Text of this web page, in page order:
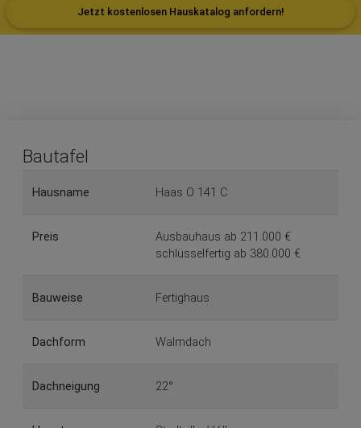
Jetzt kostenlosen Hauskatalog anfordern!
Bautafel
Hausname Haas O 141 C
Preis
Ausbauhaus ab 211.000 €
schlüsselfertig ab 380.000 €
Bauweise Fertighaus
Dachform Walmdach
Dachneigung 22°